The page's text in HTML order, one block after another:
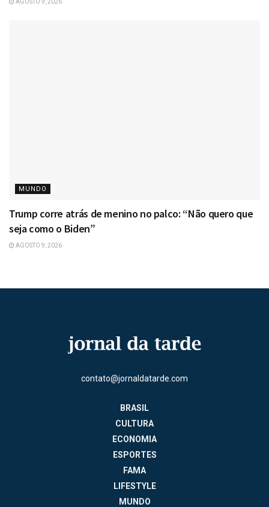
AGOSTO 9, 2026
MUNDO
Trump corre atrás de menino no palco: “Não quero que
seja como o Biden”
AGOSTO 9, 2026
contato@jornaldatarde.com
BRASIL
CULTURA
ECONOMIA
ESPORTES
FAMA
LIFESTYLE
MUNDO